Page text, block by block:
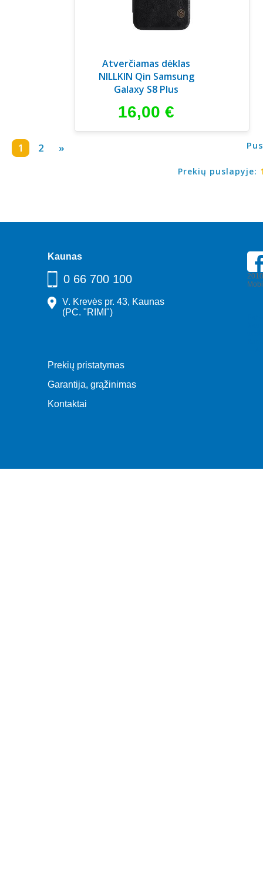
Atverčiamas dėklas
NILLKIN Qin Samsung
Galaxy S8 Plus
16,00 €
1 2 »
Prekių puslapyje:
Prekių pristatymas
Garantija, grąžinimas
Kontaktai
Kaunas
0 66 700 100
V. Krevės pr. 43, Kaunas
(PC. "RIMI")